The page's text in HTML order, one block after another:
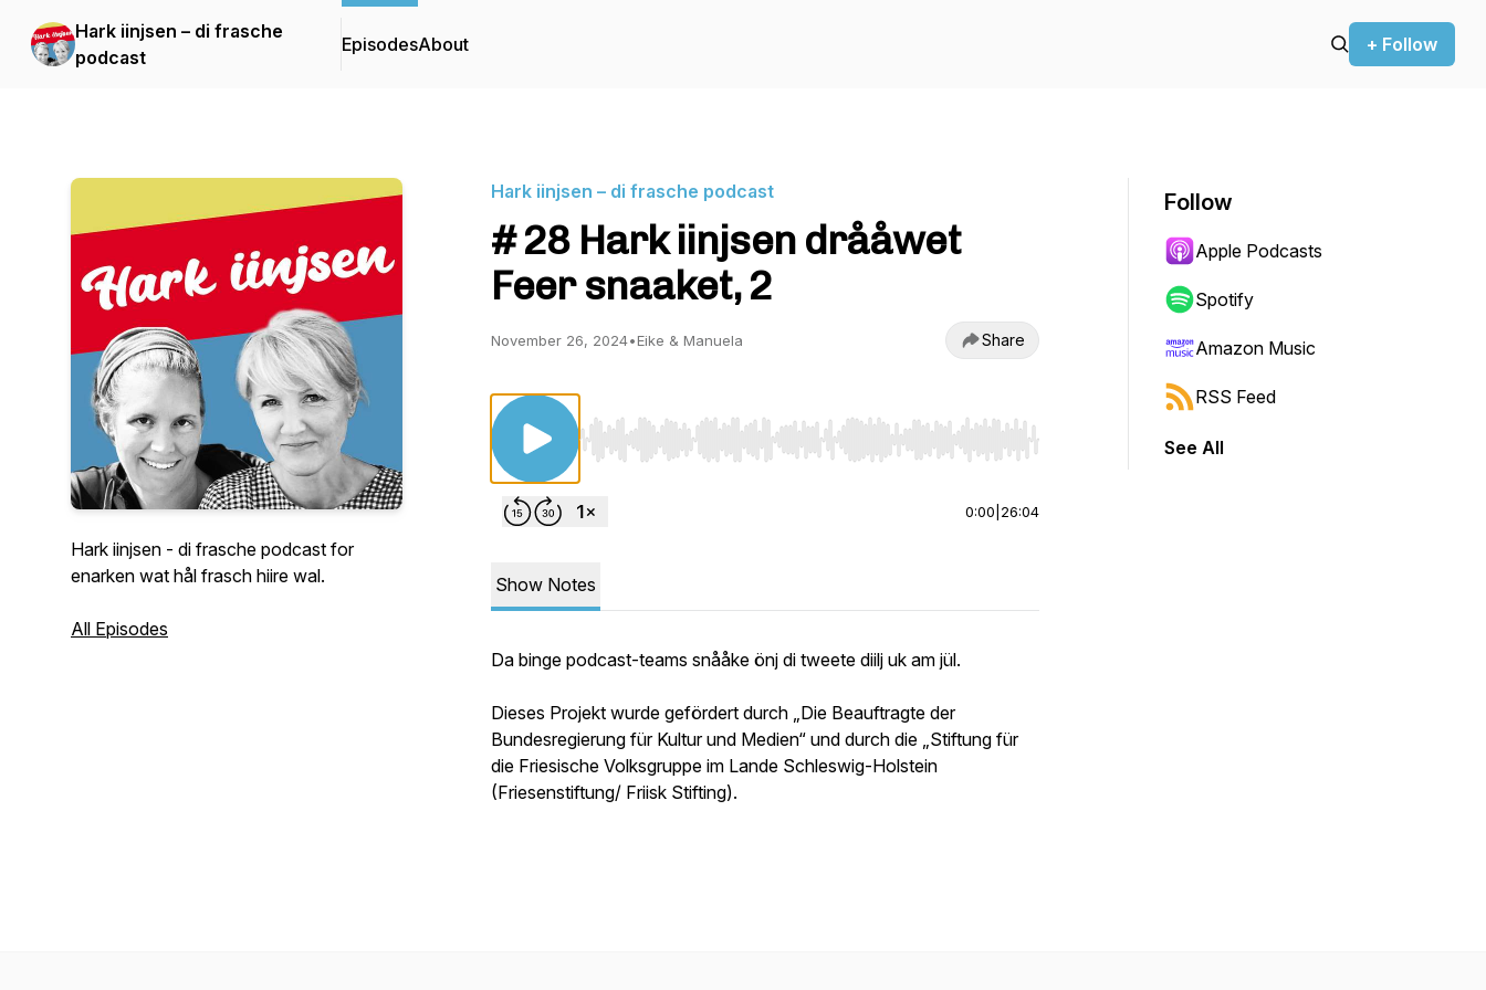
Hark iinjsen – di frasche
podcast
EpisodesAbout + Follow
Hark iinjsen - di frasche podcast for
enarken wat hål frasch hiire wal.
All Episodes
Hark iinjsen – di frasche podcast
# 28 Hark iinjsen drååwet
Feer snaaket, 2
November 26, 2024•Eike & Manuela Share
Use Left/Right to seek, Home/End to jump to start or end. Hold shift to jump forward or backward.
0:00 26:04
Show Notes
Da binge podcast-teams snååke önj di tweete diilj uk am jül.
Dieses Projekt wurde gefördert durch „Die Beauftragte der
Bundesregierung für Kultur und Medien“ und durch die „Stiftung für
die Friesische Volksgruppe im Lande Schleswig-Holstein
(Friesenstiftung/ Friisk Stifting).
Follow
Apple Podcasts
Spotify
Amazon Music
RSS Feed
See All